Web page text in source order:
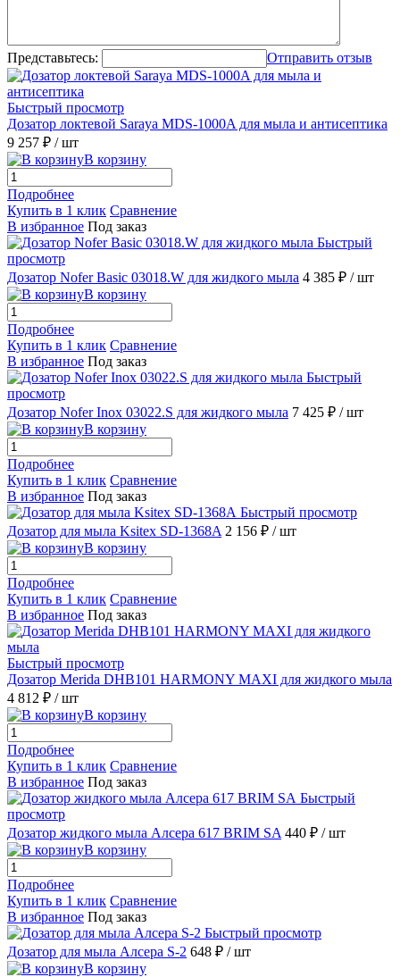
Представьтесь: Отправить отзыв
Быстрый просмотр
Дозатор локтевой Saraya MDS-1000A для мыла и антисептика
9 257 ₽ / шт
В корзину
Подробнее
Купить в 1 клик Сравнение
В избранное Под заказ
Быстрый
просмотр
Дозатор Nofer Basic 03018.W для жидкого мыла 4 385 ₽ / шт
В корзину
Подробнее
Купить в 1 клик Сравнение
В избранное Под заказ
Быстрый
просмотр
Дозатор Nofer Inox 03022.S для жидкого мыла 7 425 ₽ / шт
В корзину
Подробнее
Купить в 1 клик Сравнение
В избранное Под заказ
Быстрый просмотр
Дозатор для мыла Ksitex SD-1368A 2 156 ₽ / шт
В корзину
Подробнее
Купить в 1 клик Сравнение
В избранное Под заказ
Быстрый просмотр
Дозатор Merida DHB101 HARMONY MAXI для жидкого мыла
4 812 ₽ / шт
В корзину
Подробнее
Купить в 1 клик Сравнение
В избранное Под заказ
Быстрый
просмотр
Дозатор жидкого мыла Алсера 617 BRIM SA 440 ₽ / шт
В корзину
Подробнее
Купить в 1 клик Сравнение
В избранное Под заказ
Быстрый просмотр
Дозатор для мыла Алсера S-2 648 ₽ / шт
В корзину